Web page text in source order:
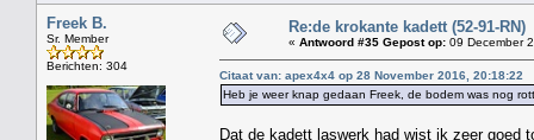
Freek B.
Sr. Member
Berichten: 304
Re:de krokante kadett (52-91-RN)
« Antwoord #35 Gepost op: 09 December
Citaat van: apex4x4 op 28 November 2016, 20:18:22
Heb je weer knap gedaan Freek, de bodem was nog
Dat de kadett laswerk had wist ik zeer goed